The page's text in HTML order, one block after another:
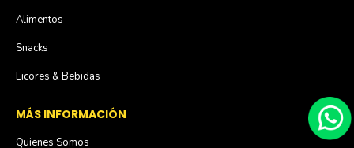
Alimentos
Snacks
Licores & Bebidas
MÁS INFORMACIÓN
Quienes Somos